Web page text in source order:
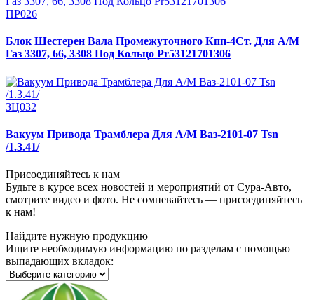
ПР026
Блок Шестерен Вала Промежуточного Кпп-4Ст. Для А/М
Газ 3307, 66, 3308 Под Кольцо Pr53121701306
ЗЦ032
Вакуум Привода Трамблера Для А/М Ваз-2101-07 Tsn
/1.3.41/
Присоединяйтесь к нам
Будьте в курсе всех новостей и мероприятий от Сура-Авто,
смотрите видео и фото. Не сомневайтесь — присоединяйтесь
к нам!
Найдите нужную продукцию
Ищите необходимую информацию по разделам с помощью
выпадающих вкладок: